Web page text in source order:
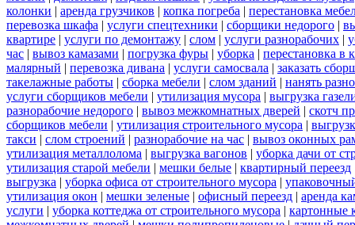
колонки | аренда грузчиков | копка погреба | перестановка
перевозка шкафа | услуги спецтехники | сборщики недорого |
квартире | услуги по демонтажу | слом | услуги разнорабочих |
час | вывоз камазами | погрузка фуры | уборка | перестановка в
малярный | перевозка дивана | услуги самосвала | заказать
такелажные работы | сборка мебели | слом зданий | нанять
услуги сборщиков мебели | утилизация мусора | выгрузка
разнорабочие недорого | вывоз межкомнатных дверей | скотч
сборщиков мебели | утилизация строительного мусора |
такси | слом строений | разнорабочие на час | вывоз оконных
утилизация металлолома | выгрузка вагонов | уборка дачи от
утилизация старой мебели | мешки белые | квартирный переезд
выгрузка | уборка офиса от строительного мусора |
утилизация окон | мешки зеленые | офисный переезд | аренда
услуги | уборка коттеджа от строительного мусора | картонные